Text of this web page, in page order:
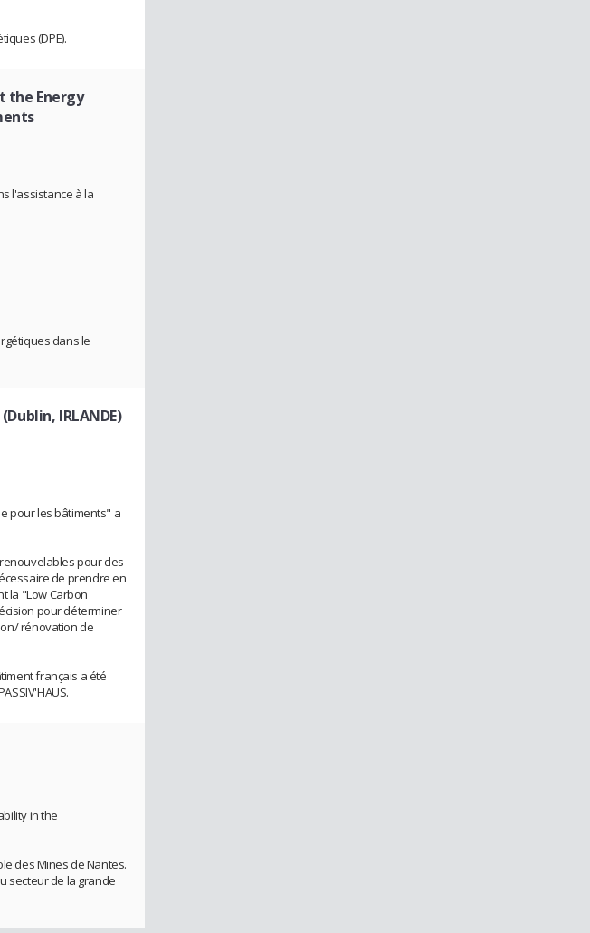
(DPE).
the Energy
l'assistance à la
dans le
IRLANDE)
pour les bâtiments" a
pour des
de prendre en
la "Low Carbon
pour déterminer
rénovation de
français a été
in the
des Mines de Nantes.
secteur de la grande